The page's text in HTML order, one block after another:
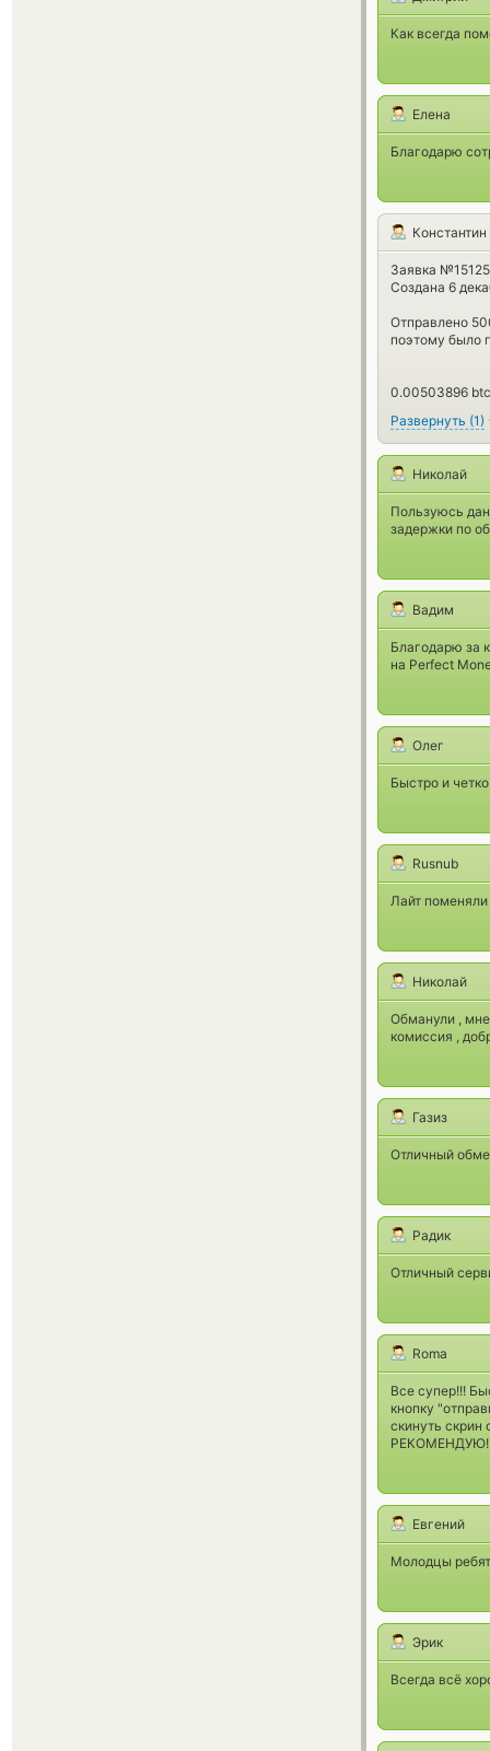
Как всегда
Елена
Благодарю
Константин
Заявка
Создана 6
Отправлено
поэтому было
0.00503896
Развернуть (1)
Николай
Пользуюсь
задержки по
Вадим
Благодарю за
на Perfect
Олег
Быстро и
Rusnub
Лайт
Николай
Обманули , мне
комиссия ,
Газиз
Отличный
Радик
Отличный
Roma
Все супер!!!
кнопку
скинуть скрин
Евгений
Молодцы
Эрик
Всегда всё